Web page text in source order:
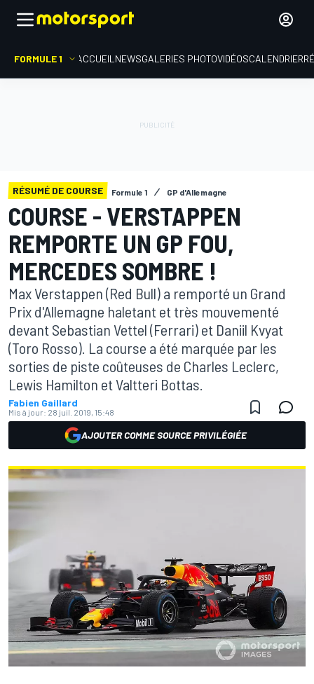
FORMULE 1 ACCUEIL NEWSGALERIES PHOTOVIDÉOSCALENDRIER
RÉSUMÉ DE COURSE Formule 1 GP d'Allemagne
COURSE - VERSTAPPEN
REMPORTE UN GP FOU,
MERCEDES SOMBRE !
Max Verstappen (Red Bull) a remporté un Grand
Prix d'Allemagne haletant et très mouvementé
devant Sebastian Vettel (Ferrari) et Daniil Kvyat
(Toro Rosso). La course a été marquée par les
sorties de piste coûteuses de Charles Leclerc,
Lewis Hamilton et Valtteri Bottas.
Fabien Gaillard
Mis à jour: 28 juil. 2019, 15:48
AJOUTER COMME SOURCE PRIVILÉGIÉE